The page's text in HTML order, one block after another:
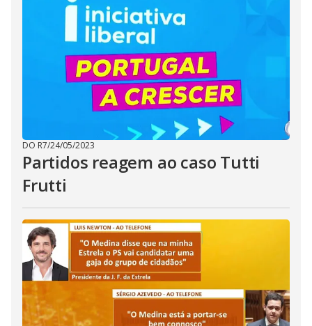
DO R7/24/05/2023
Partidos reagem ao caso Tutti
Frutti